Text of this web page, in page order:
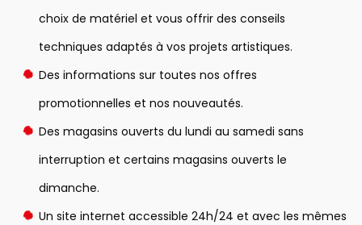
choix de matériel et vous offrir des conseils
techniques adaptés à vos projets artistiques.
Des informations sur toutes nos offres
promotionnelles et nos nouveautés.
Des magasins ouverts du lundi au samedi sans
interruption et certains magasins ouverts le
dimanche.
Un site internet accessible 24h/24 et avec les mêmes